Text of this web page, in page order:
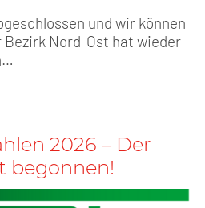
und wir können
Nord-Ost hat wieder
2026 – Der
begonnen!